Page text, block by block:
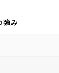
強み